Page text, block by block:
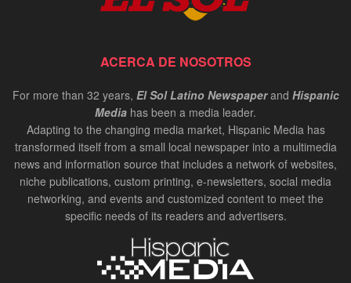
ACERCA DE NOSOTROS
For more than 32 years, El Sol Latino Newspaperand Hispanic
Media has been a media leader.
Adapting to the changing media market, Hispanic Media has
transformed itself from a small local newspaper into a multimedia
news and information source that includes a network of websites,
niche publications, custom printing, e-newsletters, social media
networking, and events and customized content to meet the
specific needs of its readers and advertisers.